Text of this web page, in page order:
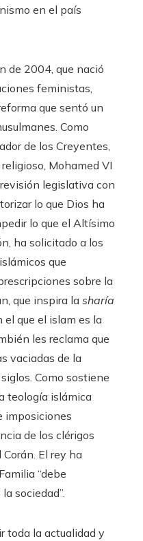
en el país
de 2004, que nació
feministas,
que sentó un
Como
de los Creyentes,
Mohamed VI
legislativa con
lo que Dios ha
lo que el Altísimo
ha solicitado a los
que
sobre la
que inspira la sharía
el que el islam es la
les reclama que
vaciadas de la
Como sostiene
teología islámica
imposiciones
de los clérigos
El rey ha
“debe
sociedad”.
toda la actualidad y